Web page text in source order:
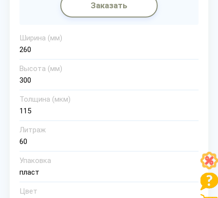
Заказать
Ширина (мм)
260
Высота (мм)
300
Толщина (мкм)
115
Литраж
60
Упаковка
пласт
Цвет